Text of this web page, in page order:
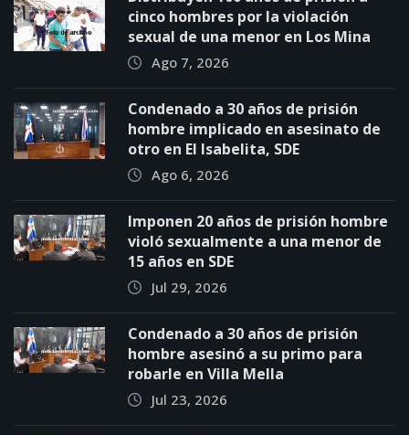
cinco hombres por la violación
sexual de una menor en Los Mina
Ago 7, 2026
Condenado a 30 años de prisión
hombre implicado en asesinato de
otro en El Isabelita, SDE
Ago 6, 2026
Imponen 20 años de prisión hombre
violó sexualmente a una menor de
15 años en SDE
Jul 29, 2026
Condenado a 30 años de prisión
hombre asesinó a su primo para
robarle en Villa Mella
Jul 23, 2026